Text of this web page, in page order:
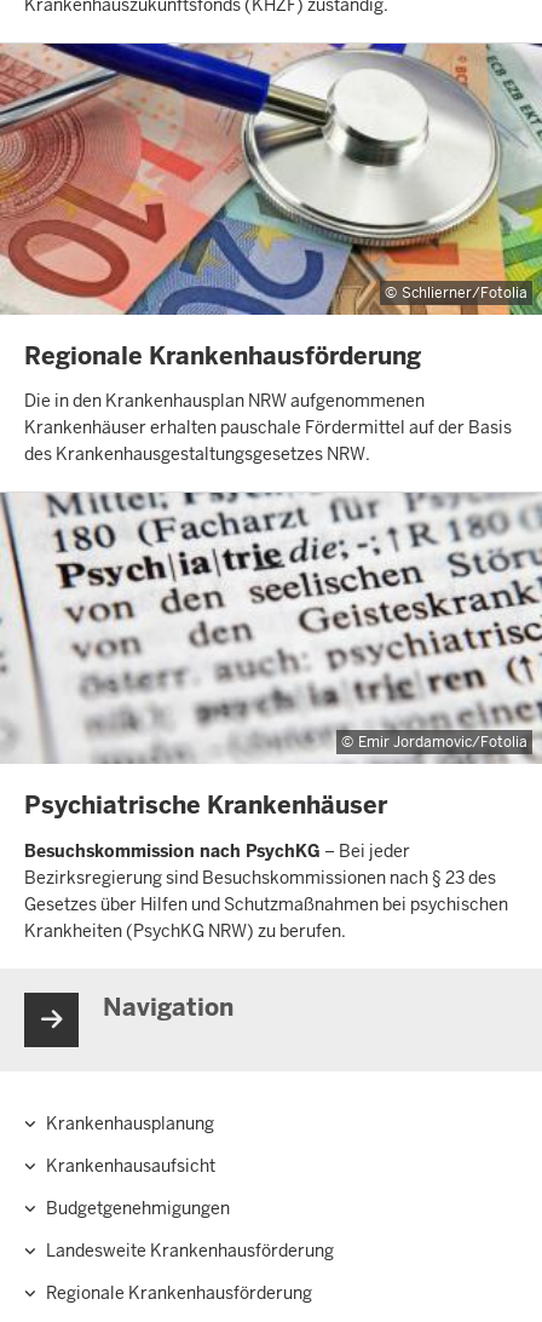
Schlierner/Fotolia
INHALTSSEITE
Regionale Krankenhausförderung
Die in den Krankenhausplan NRW aufgenommenen
Krankenhäuser erhalten pauschale Fördermittel auf der Basis
des Krankenhausgestaltungsgesetzes NRW.
Emir Jordamovic/Fotolia
INHALTSSEITE
Psychiatrische Krankenhäuser
Besuchskommission nach PsychKG – Bei jeder
Bezirksregierung sind Besuchskommissionen nach § 23 des
Gesetzes über Hilfen und Schutzmaßnahmen bei psychischen
Krankheiten (PsychKG NRW) zu berufen.
Navigation
Krankenhausplanung
Krankenhausaufsicht
Budgetgenehmigungen
Landesweite Krankenhausförderung
Regionale Krankenhausförderung